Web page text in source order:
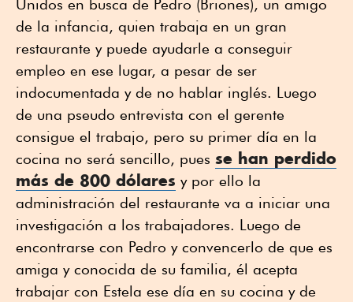
Unidos en busca de Pedro (Briones), un amigo
de la infancia, quien trabaja en un gran
restaurante y puede ayudarle a conseguir
empleo en ese lugar, a pesar de ser
indocumentada y de no hablar inglés. Luego
de una pseudo entrevista con el gerente
consigue el trabajo, pero su primer día en la
cocina no será sencillo, pues se han perdido
más de 800 dólares y por ello la
administración del restaurante va a iniciar una
investigación a los trabajadores. Luego de
encontrarse con Pedro y convencerlo de que es
amiga y conocida de su familia, él acepta
trabajar con Estela ese día en su cocina y de